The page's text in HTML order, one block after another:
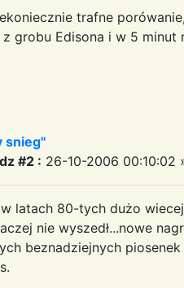
trafne
grobu Edisona i w 5
snieg"
#2 : 26-10-2006 00:10:02
latach 80-tych dużo
nie wyszedł...nowe
beznadziejnych